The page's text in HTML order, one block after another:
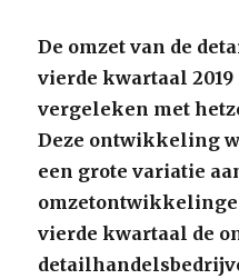
De omzet van de
vierde kwartaal 2019
vergeleken met
Deze ontwikkeling
een grote variatie
vierde kwartaal de